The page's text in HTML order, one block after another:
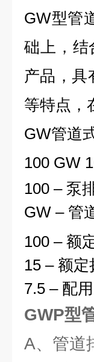
GW型管
础上，结
产品，具
等特点，
GW管道
100 GW
100 – 泵
GW – 管
100 – 额
15 – 额定
7.5 – 配
GWP型
A、管道